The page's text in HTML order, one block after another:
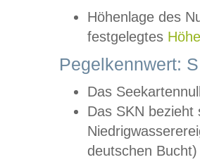
Höhenlage des
festgelegtes
Pegelkennwert:
Das
Das SKN
deutschen